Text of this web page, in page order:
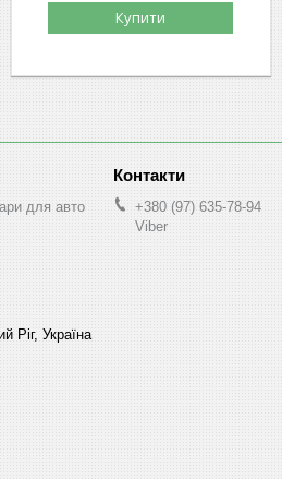
Купити
для авто
Ріг, Україна
+380 (97) 635-78-94
Viber